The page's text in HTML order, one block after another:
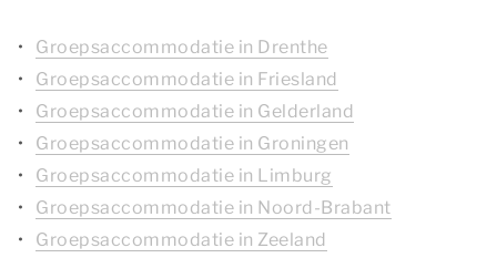
Groepsaccommodatie in Drenthe
Groepsaccommodatie in Friesland
Groepsaccommodatie in Gelderland
Groepsaccommodatie in Groningen
Groepsaccommodatie in Limburg
Groepsaccommodatie in Noord-Brabant
Groepsaccommodatie in Zeeland